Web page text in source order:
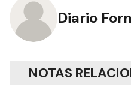
Diario
NOTAS